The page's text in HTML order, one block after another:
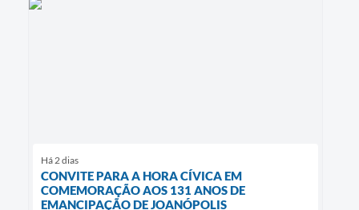
Há 2 dias
CONVITE PARA A HORA CÍVICA EM
COMEMORAÇÃO AOS 131 ANOS DE
EMANCIPAÇÃO DE JOANÓPOLIS